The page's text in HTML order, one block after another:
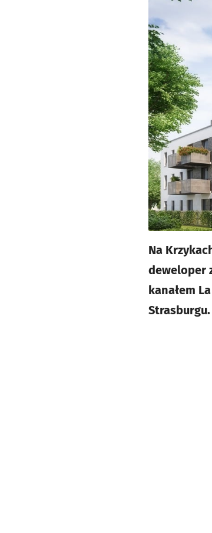
Na
deweloper
kanałem